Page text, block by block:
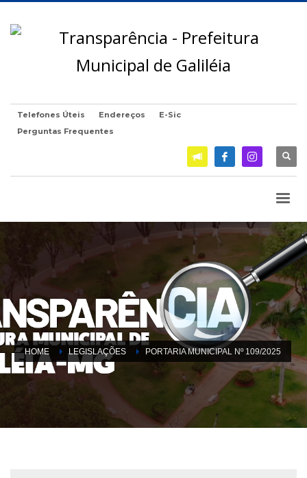
Telefones Úteis Endereços
E-Sic
Perguntas Frequentes
HOME LEGISLAÇÕES PORTARIA MUNICIPAL Nº 109/2025